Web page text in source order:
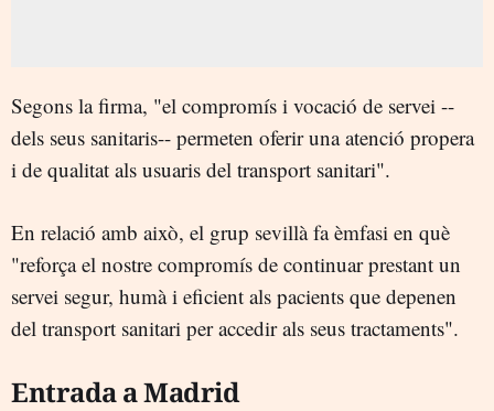
Segons la firma, "el compromís i vocació de servei --
dels seus sanitaris-- permeten oferir una atenció propera
i de qualitat als usuaris del transport sanitari".
En relació amb això, el grup sevillà fa èmfasi en què
"reforça el nostre compromís de continuar prestant un
servei segur, humà i eficient als pacients que depenen
del transport sanitari per accedir als seus tractaments".
Entrada a Madrid